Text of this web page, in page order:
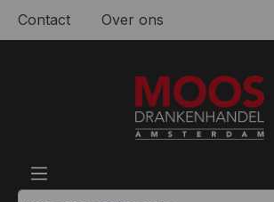
Ga naar de hoofdinhoud
Contact Over ons